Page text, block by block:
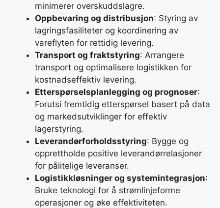
minimerer overskuddslagre.
Oppbevaring og distribusjon: Styring av
lagringsfasiliteter og koordinering av
vareflyten for rettidig levering.
Transport og fraktstyring: Arrangere
transport og optimalisere logistikken for
kostnadseffektiv levering.
Etterspørselsplanlegging og prognoser:
Forutsi fremtidig etterspørsel basert på data
og markedsutviklinger for effektiv
lagerstyring.
Leverandørforholdsstyring: Bygge og
opprettholde positive leverandørrelasjoner
for pålitelige leveranser.
Logistikkløsninger og systemintegrasjon:
Bruke teknologi for å strømlinjeforme
operasjoner og øke effektiviteten.